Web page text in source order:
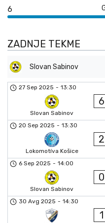
6
ZADNJE TEKME
Slovan Sabinov
27 Sep 2025 - 13:30
Slovan Sabinov
6
20 Sep 2025 - 13:30
Lokomotíva Košice
2
6 Sep 2025 - 14:00
Slovan Sabinov
0
30 Avg 2025 - 14:30
1